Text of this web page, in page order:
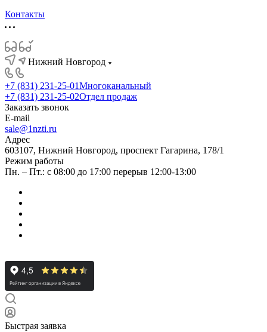
Контакты
Нижний Новгород
+7 (831) 231-25-01Многоканальный
+7 (831) 231-25-02Отдел продаж
Заказать звонок
E-mail
sale@1nzti.ru
Адрес
603107, Нижний Новгород, проспект Гагарина, 178/1
Режим работы
Пн. – Пт.: с 08:00 до 17:00 перерыв 12:00-13:00
Быстрая заявка